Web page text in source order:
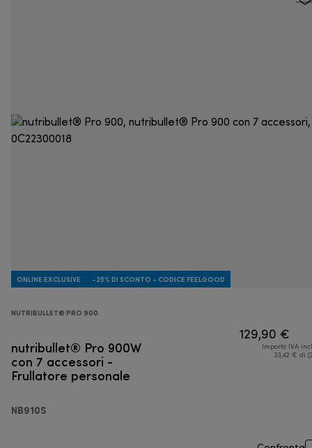
ONLINE EXCLUSIVE -25% DI SCONTO - CODICE FEELGOOD
NUTRIBULLET® PRO 900
nutribullet® Pro 900W
con 7 accessori -
Frullatore personale
NB910S
129,90 €
Importo IVA
23,42 € di